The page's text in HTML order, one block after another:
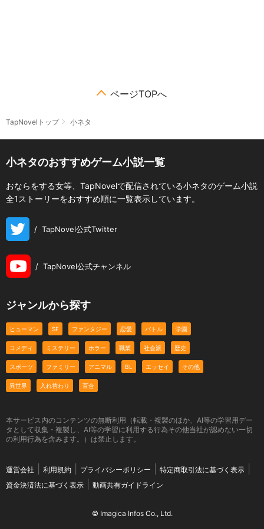
ページTOPへ
TapNovelトップ 小ネタ
小ネタのおすすめゲーム小説一覧
おならをする女等、TapNovelで配信されている小ネタのゲーム小説
全1ストーリーをおすすめ順に一覧表示しています。
/ TapNovel公式Twitter
/ TapNovel公式チャンネル
ジャンルから探す
ヒューマン SF ファンタジー 恋愛 バトル 学園
コメディ ミステリー ホラー 職業 社会派 歴史
スポーツ ファミリー アニマル BL エッセイ その他
異世界 入れ替わり 百合
本サービス内のコンテンツの無断利用（転載・複製のほか、AI等の学習用デー
タとして収集・複製し、AI等の学習に利用する行為その他当社が認めない一切
の利用行為を含みます。）は禁止します。
運営会社 利用規約 プライバシーポリシー
特定商取引法に基づく表示
資金決済法に基づく表示
動画共有ガイドライン
© Imagica Infos Co., Ltd.